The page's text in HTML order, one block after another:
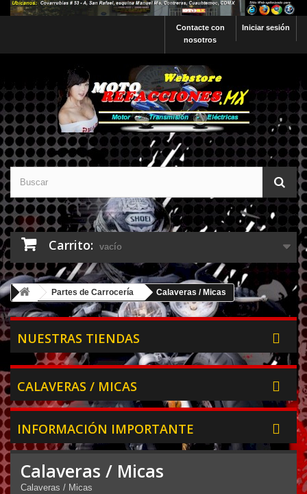
Iniciar sesión
Contacte con
nosotros
Carrito: vacío
Partes de Carrocería Calaveras / Micas
NUESTRAS TIENDAS
CALAVERAS / MICAS
INFORMACIÓN IMPORTANTE
Calaveras / Micas
Calaveras / Micas